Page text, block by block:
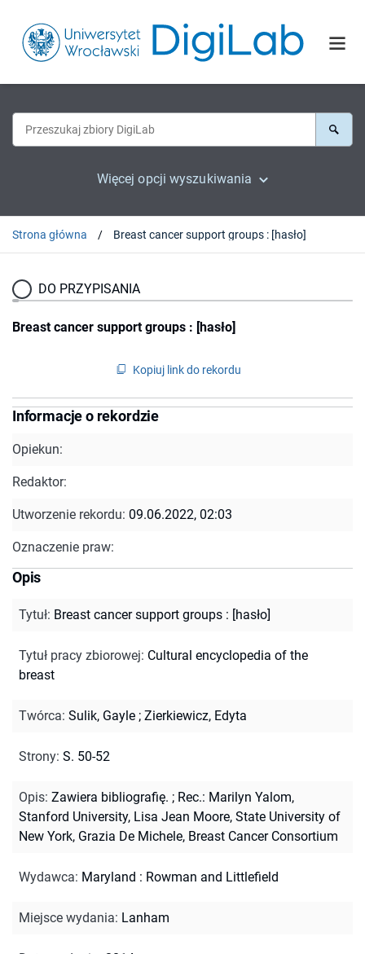
Więcej opcji wyszukiwania
Strona główna Breast cancer support groups : [hasło]
DO PRZYPISANIA
Breast cancer support groups : [hasło]
Kopiuj link do rekordu
Informacje o rekordzie
Opiekun:
Redaktor:
Utworzenie rekordu: 09.06.2022, 02:03
Oznaczenie praw:
Opis
Tytuł: Breast cancer support groups : [hasło]
Tytuł pracy zbiorowej: Cultural encyclopedia of the
breast
Twórca: Sulik, Gayle ; Zierkiewicz, Edyta
Strony: S. 50-52
Opis: Zawiera bibliografię. ; Rec.: Marilyn Yalom,
Stanford University, Lisa Jean Moore, State University of
New York, Grazia De Michele, Breast Cancer Consortium
Wydawca: Maryland : Rowman and Littlefield
Miejsce wydania: Lanham